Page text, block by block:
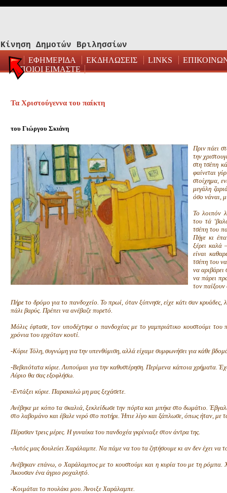
Κίνηση Δημοτών Βριλησσίων
ΕΦΗΜΕΡΙΔΑ ΕΚΔΗΛΩΣΕΙΣ LINKS
ΠΟΙΟΙ ΕΙΜΑΣΤΕ
Τα Χριστούγεννα του παίκτη
του Γιώργου Σκιάνη
Πριν πάει
την
στη τσέπη
φαίνεται
στοίχημα,
μεγάλη
όσο νάναι,
Το λοιπόν
του τά
τσέπη του
Πήγε κι
ξέρει καλά
είναι
τσέπη του
να αριβάρει
να πάρει
τον παίξουν
Πήρε το δρόμο για το πανδοχείο. Το πρωί, όταν ξύπνησε, είχε κάτι σαν κρυάδες,
πάλι βαρύς. Πρέπει να ανέβαζε πυρετό.
Μόλις έφτασε, τον υποδέχτηκε ο πανδοχέας με το γαμπριάτικο κουστούμι
χρόνια του ερχόταν κουτί.
-Κύριε Τόλη, συγνώμη για την υπενθύμιση, αλλά είχαμε συμφωνήσει για κάθε
-Βεβαιότατα κύριε. Λυπούμαι για την καθυστέρηση. Περίμενα κάποια χρήματα.
Αύριο θα σας εξοφλήσω.
-Εντάξει κύριε. Παρακαλώ μη μας ξεχάσετε.
Ανέβηκε με κόπο τα σκαλιά, ξεκλείδωσε την πόρτα και μπήκε στο δωμάτιο.
στο λαβομάνο και έβαλε νερό στο ποτήρι. Ήπιε λίγο και ξάπλωσε, όπως ήταν, με
Πέρασαν τρεις μέρες. Η γυναίκα του πανδοχέα γκρίνιαξε στον άντρα της.
-Αυτός μας δουλεύει Χαράλαμπε. Να πάμε να του τα ζητήσουμε κι αν δεν έχει να
Ανέβηκαν επάνω, ο Χαράλαμπος με το κουστούμι και η κυρία του με τη ρόμπα.
Άκουσαν ένα άγριο ροχαλητό.
-Κοιμάται το πουλάκι μου. Άνοιξε Χαράλαμπε.